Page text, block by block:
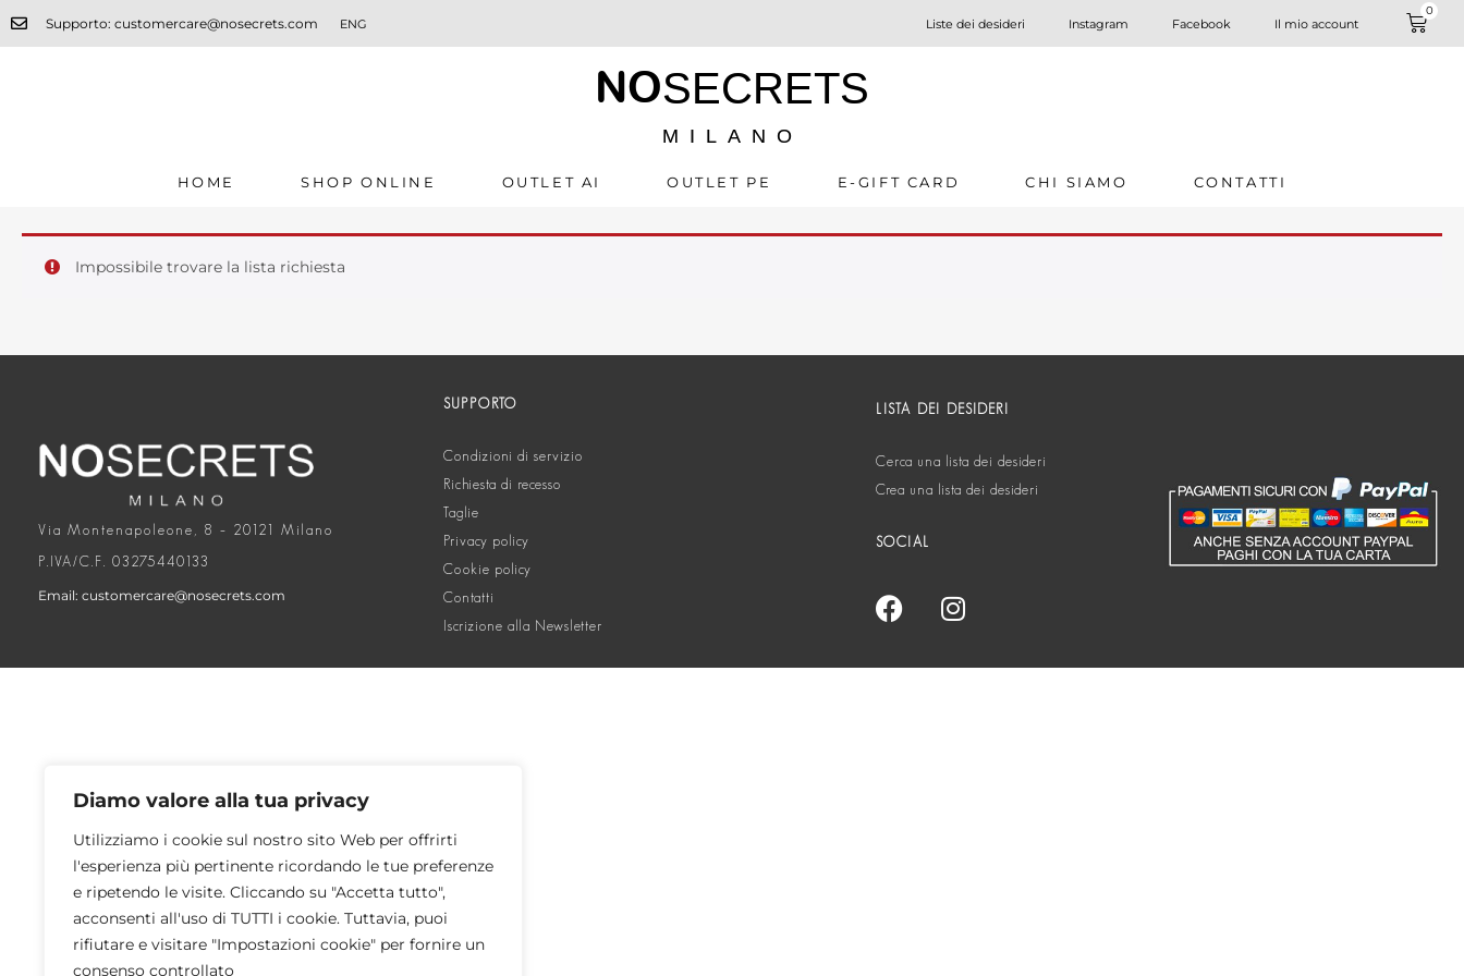
Diamo valore alla tua privacy
Utilizziamo i cookie sul nostro sito Web per offrirti
l'esperienza più pertinente ricordando le tue preferenze
e ripetendo le visite. Cliccando su "Accetta tutto",
acconsenti all'uso di TUTTI i cookie. Tuttavia, puoi
rifiutare e visitare "Impostazioni cookie" per fornire un
consenso controllato
Supporto: customercare@nosecrets.com ENG Liste dei desideri Instagram Facebook Il mio account
0
NOSECRETS
MILANO
HOME SHOP ONLINE OUTLET AI OUTLET PE E-GIFT CARD CHI SIAMO CONTATTI
Impossibile trovare la lista richiesta
Via Montenapoleone, 8 – 20121 Milano
P.IVA/C.F. 03275440133
Email: customercare@nosecrets.com
SUPPORTO
Condizioni di servizio
Richiesta di recesso
Taglie
Privacy policy
Cookie policy
Contatti
Iscrizione alla Newsletter
LISTA DEI DESIDERI
Cerca una lista dei desideri
Crea una lista dei desideri
SOCIAL